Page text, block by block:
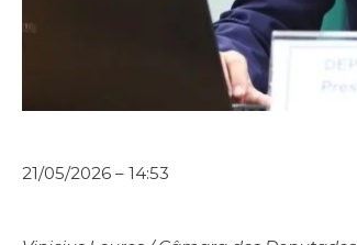
21/05/2026 – 14:53